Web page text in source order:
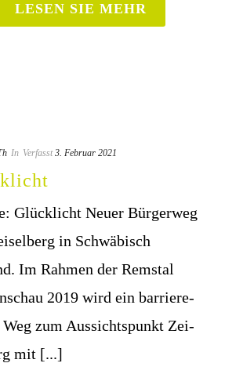
LESEN SIE MEHR
In Verfasst 3. Februar 2021
Glücklicht Neu­er Bür­ger­weg
in Schwä­bisch
Im Rah­men der Rems­tal
2019 wird ein bar­rie­re­
zum Aus­sichts­punkt Zei­
mit [...]